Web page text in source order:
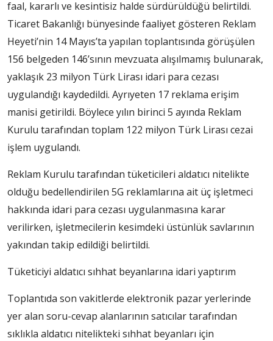
faal, kararlı ve kesintisiz halde sürdürüldüğü belirtildi.
Ticaret Bakanlığı bünyesinde faaliyet gösteren Reklam
Heyeti’nin 14 Mayıs’ta yapılan toplantısında görüşülen
156 belgeden 146’sının mevzuata alışılmamış bulunarak,
yaklaşık 23 milyon Türk Lirası idari para cezası
uygulandığı kaydedildi. Ayrıyeten 17 reklama erişim
manisi getirildi. Böylece yılın birinci 5 ayında Reklam
Kurulu tarafından toplam 122 milyon Türk Lirası cezai
işlem uygulandı.
Reklam Kurulu tarafından tüketicileri aldatıcı nitelikte
olduğu bedellendirilen 5G reklamlarına ait üç işletmeci
hakkında idari para cezası uygulanmasına karar
verilirken, işletmecilerin kesimdeki üstünlük savlarının
yakından takip edildiği belirtildi.
Tüketiciyi aldatıcı sıhhat beyanlarına idari yaptırım
Toplantıda son vakitlerde elektronik pazar yerlerinde
yer alan soru-cevap alanlarının satıcılar tarafından
sıklıkla aldatıcı nitelikteki sıhhat beyanları için